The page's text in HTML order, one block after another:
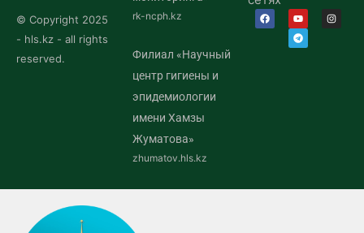
© Copyright 2025
- hls.kz - all rights
reserved.
rk-ncph.kz
Филиал «Научный
центр гигиены и
эпидемиологии
имени Хамзы
Жуматова»
zhumatov.hls.kz